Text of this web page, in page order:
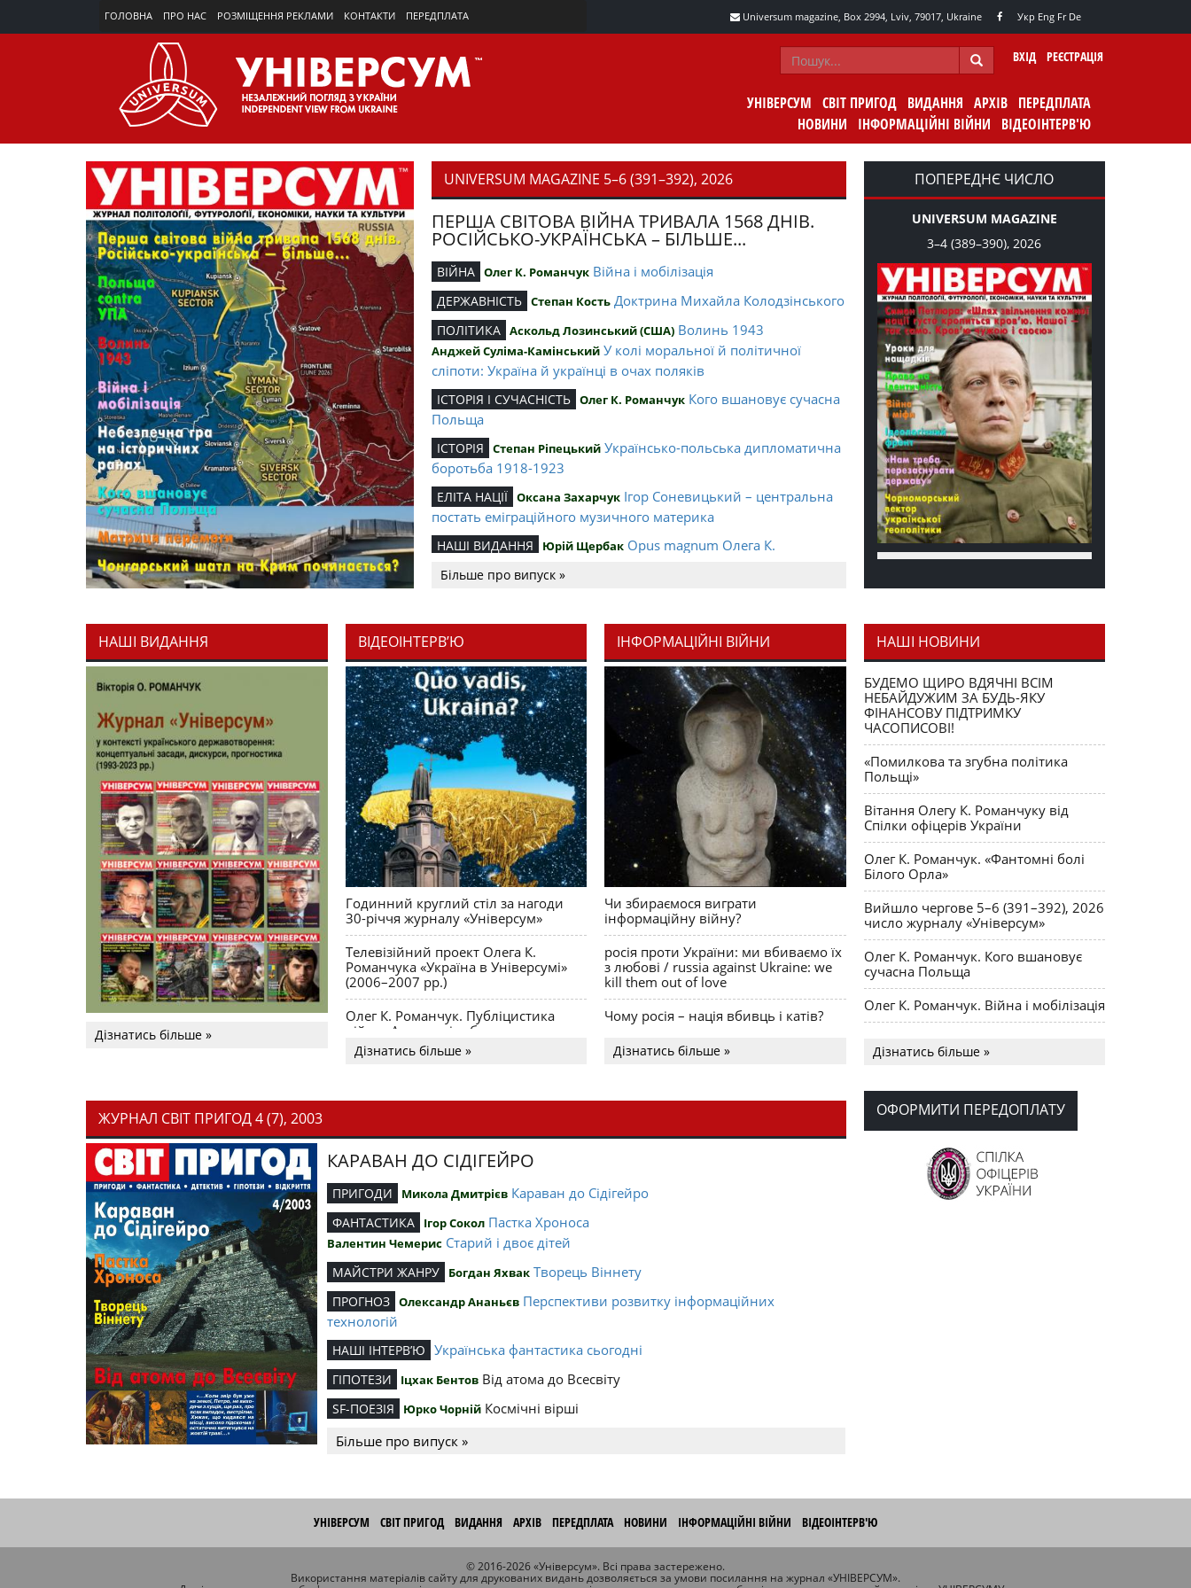
ГОЛОВНА ПРО НАС РОЗМІЩЕННЯ РЕКЛАМИ КОНТАКТИ ПЕРЕДПЛАТА Universum magazine, Box 2994, Lviv, 79017, Ukraine Укр Eng FrDe
ВХІД РЕЄСТРАЦІЯ
УНІВЕРСУМ СВІТ ПРИГОД ВИДАННЯ АРХІВ ПЕРЕДПЛАТА
НОВИНИ
ІНФОРМАЦІЙНІ ВІЙНИ ВІДЕОІНТЕРВ'Ю
UNIVERSUM MAGAZINE 5–6 (391–392), 2026
ПЕРША СВІТОВА ВІЙНА ТРИВАЛА 1568 ДНІВ.
РОСІЙСЬКО-УКРАЇНСЬКА – БІЛЬШЕ...
ВІЙНА Олег К. Романчук Війна і мобілізація
ДЕРЖАВНІСТЬ Степан Кость Доктрина Михайла Колодзінського
ПОЛІТИКА Аскольд Лозинський (США) Волинь 1943
Анджей Суліма-Камінський У колі моральної й політичної
сліпоти: Україна й українці в очах поляків
ІСТОРІЯ І СУЧАСНІСТЬ Олег К. Романчук Кого вшановує сучасна
Польща
ІСТОРІЯ Степан Ріпецький Українсько-польська дипломатична
боротьба 1918-1923
ЕЛІТА НАЦІЇ Оксана Захарчук Ігор Соневицький – центральна
постать еміграційного музичного материка
НАШІ ВИДАННЯ Юрій Щербак Opus magnum Олега К.
Романчука
СЛОВО РЕДАКЦІЙНЕ Олег К. Романчук Журавель і синиця як
уособлення української політстратегії й тактики
Більше про випуск »
ПОПЕРЕДНЄ ЧИСЛО
UNIVERSUM MAGAZINE
3–4 (389–390), 2026
НАШІ ВИДАННЯ
Дізнатись більше »
ВІДЕОІНТЕРВ’Ю
Годинний круглий стіл за нагоди
30-річчя журналу «Універсум»
Телевізійний проект Олега К.
Романчука «Україна в Універсумі»
(2006–2007 рр.)
Олег К. Романчук. Публіцистика
війни. Акценти і табу
Дізнатись більше »
ІНФОРМАЦІЙНІ ВІЙНИ
Чи збираємося виграти
інформаційну війну?
росія проти України: ми вбиваємо їх
з любові / russia against Ukraine: we
kill them out of love
Чому росія – нація вбивць і катів?
Дізнатись більше »
НАШІ НОВИНИ
БУДЕМО ЩИРО ВДЯЧНІ ВСІМ
НЕБАЙДУЖИМ ЗА БУДЬ-ЯКУ
ФІНАНСОВУ ПІДТРИМКУ
ЧАСОПИСОВІ!
«Помилкова та згубна політика
Польщі»
Вітання Олегу К. Романчуку від
Спілки офіцерів України
Олег К. Романчук. «Фантомні болі
Білого Орла»
Вийшло чергове 5–6 (391–392), 2026
число журналу «Універсум»
Олег К. Романчук. Кого вшановує
сучасна Польща
Олег К. Романчук. Війна і мобілізація
долучилися до найбільшої
День Вишиванки в Норт Порті
OPUS MAGNUM Олега К. Романчука
Дізнатись більше »
ЖУРНАЛ СВІТ ПРИГОД 4 (7), 2003
КАРАВАН ДО СІДІГЕЙРО
ПРИГОДИ Микола Дмитрієв Караван до Сідігейро
ФАНТАСТИКА Ігор Сокол Пастка Хроноса
Валентин Чемерис Старий і двоє дітей
МАЙСТРИ ЖАНРУ Богдан Яхвак Творець Віннету
ПРОГНОЗ Олександр Ананьєв Перспективи розвитку інформаційних
технологій
НАШІ ІНТЕРВ’Ю Українська фантастика сьогодні
ГІПОТЕЗИ Іцхак Бентов Від атома до Всесвіту
SF-ПОЕЗІЯ Юрко Чорній Космічні вірші
Більше про випуск »
ОФОРМИТИ ПЕРЕДОПЛАТУ
УНІВЕРСУМ СВІТ ПРИГОД ВИДАННЯ АРХІВ ПЕРЕДПЛАТА НОВИНИ ІНФОРМАЦІЙНІ ВІЙНИ ВІДЕОІНТЕРВ'Ю
© 2016-2026 «Універсум». Всі права застережено.
Використання матеріалів сайту для друкованих видань дозволяється за умови посилання на журнал «УНІВЕРСУМ».